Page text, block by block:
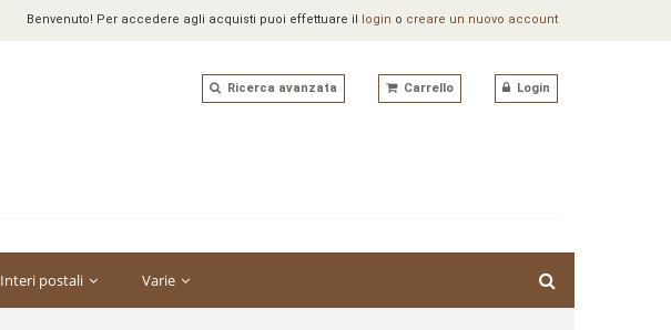
Benvenuto! Per accedere agli acquisti puoi effettuare il login o creare un nuovo account
Ricerca avanzata Carrello Login
Interi postali Varie